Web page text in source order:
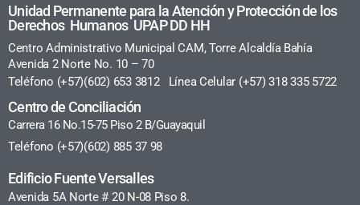
Unidad Permanente para la Atención y Protección de los
Derechos Humanos UPAP DD HH
Centro Administrativo Municipal CAM, Torre Alcaldía Bahía
Avenida 2 Norte No. 10 – 70
Teléfono (+57)(602) 653 3812 Línea Celular (+57) 318 335 5722
Centro de Conciliación
Carrera 16 No.15-75 Piso 2 B/Guayaquil
Teléfono (+57)(602) 885 37 98
Edificio Fuente Versalles
Avenida 5A Norte # 20 N-08 Piso 8.